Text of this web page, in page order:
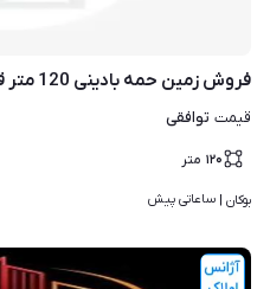
فروش زمین حمه بادینی 120 متر قطعه45قیمت580میلیون
قیمت توافقی
۱۲۰ متر
بوکان | ساعاتی پیش